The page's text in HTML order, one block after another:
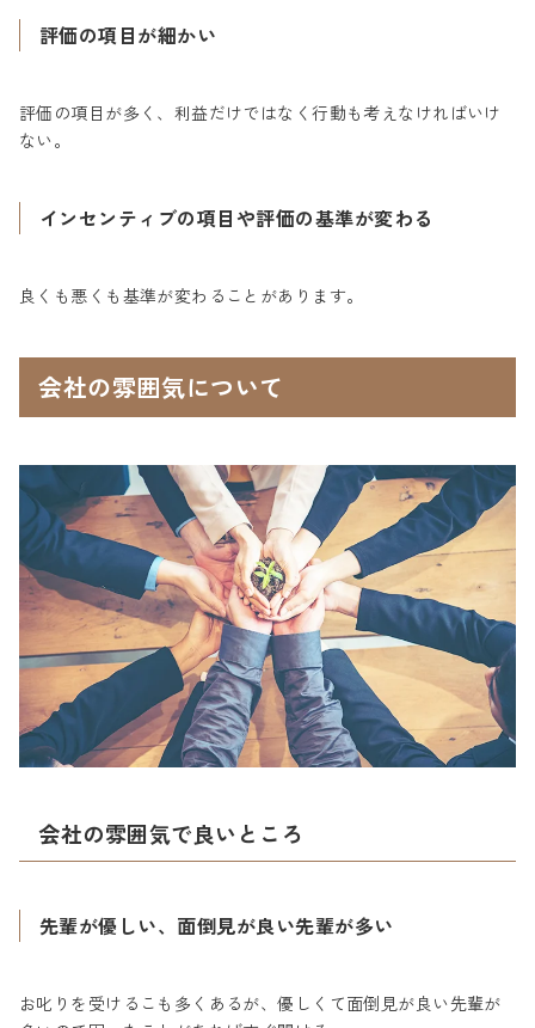
評価の項目が細かい
評価の項目が多く、利益だけではなく行動も考えなければいけ
ない。
インセンティブの項目や評価の基準が変わる
良くも悪くも基準が変わることがあります。
会社の雰囲気について
会社の雰囲気で良いところ
先輩が優しい、面倒見が良い先輩が多い
お叱りを受けるこも多くあるが、優しくて面倒見が良い先輩が